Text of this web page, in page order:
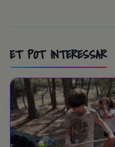
ET POT INTERESSAR